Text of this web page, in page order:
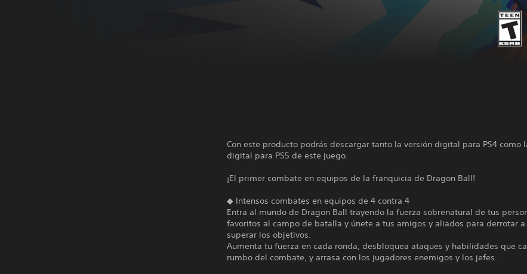
Con este producto podrás descargar tanto la versión digital para PS4 como
digital para PS5 de este juego.
¡El primer combate en equipos de la franquicia de Dragon Ball!
◆ Intensos combates en equipos de 4 contra 4
Entra al mundo de Dragon Ball trayendo la fuerza sobrenatural de tus
favoritos al campo de batalla y únete a tus amigos y aliados para derrotar
superar los objetivos.
Aumenta tu fuerza en cada ronda, desbloquea ataques y habilidades que
rumbo del combate, y arrasa con los jugadores enemigos y los jefes.